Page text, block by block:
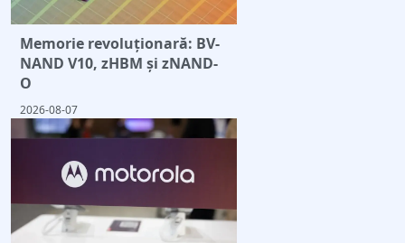
Memorie revoluționară: BV-
NAND V10, zHBM și zNAND-
O
2026-08-07